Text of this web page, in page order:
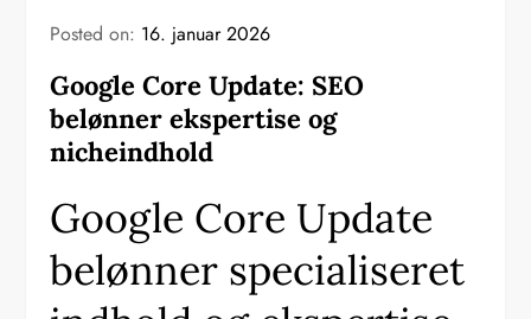
Posted on: 16. januar 2026
Google Core Update: SEO
belønner ekspertise og
nicheindhold
Google Core Update
belønner specialiseret